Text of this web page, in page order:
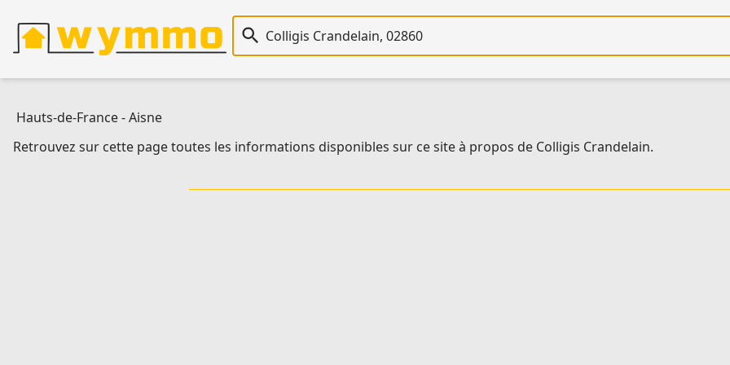
Recherche immobilière
Hauts-de-France-Aisne
Retrouvez sur cette page toutes les informations disponibles sur ce site à propos de Colligis Crandelain.